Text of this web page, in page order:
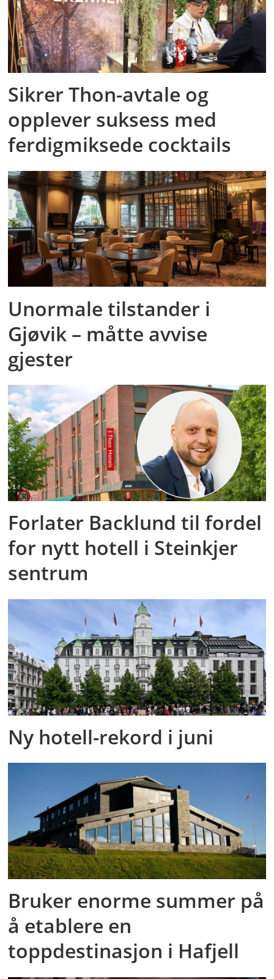
Sikrer Thon-avtale og
opplever suksess med
ferdigmiksede cocktails
Unormale tilstander i
Gjøvik – måtte avvise
gjester
Forlater Backlund til fordel
for nytt hotell i Steinkjer
sentrum
Ny hotell-rekord i juni
Bruker enorme summer på
å etablere en
toppdestinasjon i Hafjell